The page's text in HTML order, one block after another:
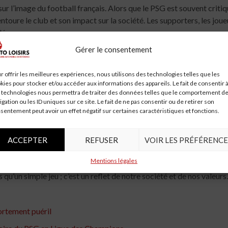
Gérer le consentement
offrir les meilleures expériences, nous utilisons des technologies telles que les
pour stocker et/ou accéder aux informations des appareils. Le fait de consentir à
technologies nous permettra de traiter des données telles que le comportement de
ou les ID uniques sur ce site. Le fait de ne pas consentir ou de retirer son
peut avoir un effet négatif sur certaines caractéristiques et fonctions.
ACCEPTER REFUSER VOIR LES
Mentions légales
l’image du football français. Alors que le PSG est souvent
le club et son impact sur la société. Les supporters, les
Sport
est un sujet délicat. D’un côté, leur présence peut
influencer l’image de la politique et créer des attentes
des moments de célébration.
non seulement pour le match lui-même, mais aussi pour les
des discussions sur le lien entre le sport et la politique. Alors
simple jeu ; c’est un reflet de notre société et de nos valeurs.
puéril